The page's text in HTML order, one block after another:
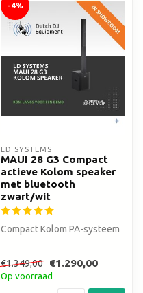
-4%
LD SYSTEMS
MAUI 28 G3 Compact
actieve Kolom speaker
met bluetooth
zwart/wit
Compact Kolom PA-systeem
€1.349,00 €1.290,00
Op voorraad